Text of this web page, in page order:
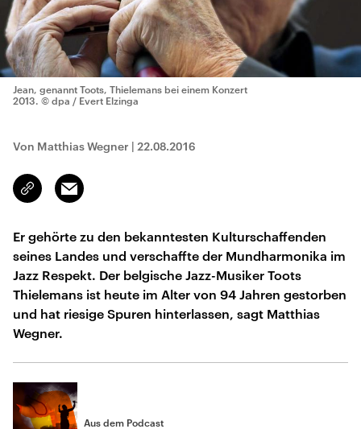
Jean, genannt Toots, Thielemans bei einem Konzert
2013. © dpa / Evert Elzinga
Von Matthias Wegner | 22.08.2016
Link
kopieren/teilen
Email
Er gehörte zu den bekanntesten Kulturschaffenden
seines Landes und verschaffte der Mundharmonika im
Jazz Respekt. Der belgische Jazz-Musiker Toots
Thielemans ist heute im Alter von 94 Jahren gestorben
und hat riesige Spuren hinterlassen, sagt Matthias
Wegner.
Aus dem Podcast